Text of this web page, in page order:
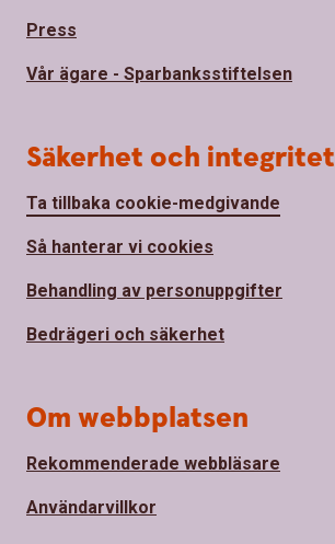
Press
Vår ägare - Sparbanksstiftelsen
Säkerhet och integritet
Ta tillbaka cookie-medgivande
Så hanterar vi cookies
Behandling av personuppgifter
Bedrägeri och säkerhet
Om webbplatsen
Rekommenderade webbläsare
Användarvillkor